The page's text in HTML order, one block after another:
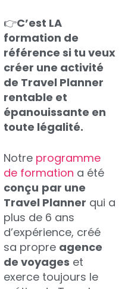
👉C’est LA
formation de
référence si tu veux
créer une activité
de Travel Planner
rentable et
épanouissante en
toute légalité.
Notre programme
de formation a été
conçu par une
Travel Planner qui a
plus de 6 ans
d’expérience, créé
sa propre agence
de voyages et
exerce toujours le